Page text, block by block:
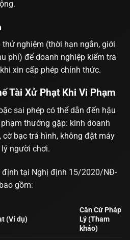
nghiệm (thời hạn ngắn, giới
phí) để doanh nghiệp kiểm tra
xin cấp phép chính thức.
Tài Xử Phạt Khi Vi Phạm
sai phép có thể dẫn đến hậu
thường gặp: kinh doanh
cờ bạc trá hình, không đặt máy
người chơi.
định tại Nghị định 15/2020/NĐ-
gồm:
(Ví dụ)
Căn Cứ Pháp
Lý (Tham
khảo)